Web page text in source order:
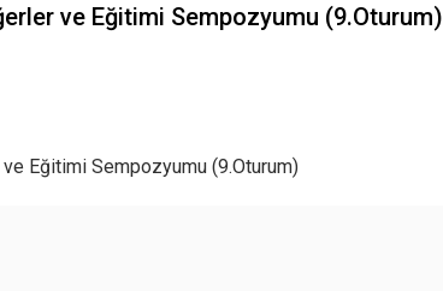
ve Eğitimi Sempozyumu (9.Oturum)
Eğitimi Sempozyumu (9.Oturum)